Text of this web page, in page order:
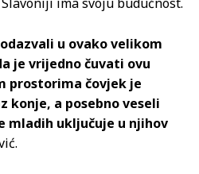
u ovako velikom
je vrijedno čuvati ovu
prostorima čovjek je
konje, a posebno veseli
mladih uključuje u njihov